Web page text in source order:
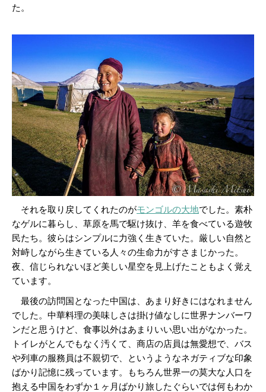
た。
それを取り戻してくれたのがモンゴルの大地でした。素朴
なゲルに暮らし、草原を馬で駆け抜け、羊を食べている遊牧
民たち。彼らはシンプルに力強く生きていた。厳しい自然と
対峙しながら生きている人々の生命力がすさまじかった。
夜、信じられないほど美しい星空を見上げたこともよく覚え
ています。
最後の訪問国となった中国は、あまり好きにはなれません
でした。中華料理の美味しさは掛け値なしに世界ナンバーワ
ンだと思うけど、食事以外はあまりいい思い出がなかった。
トイレがとんでもなく汚くて、商店の店員は無愛想で、バス
や列車の服務員は不親切で、というようなネガティブな印象
ばかり記憶に残っています。もちろん世界一の莫大な人口を
抱える中国をわずか１ヶ月ばかり旅したぐらいでは何もわか